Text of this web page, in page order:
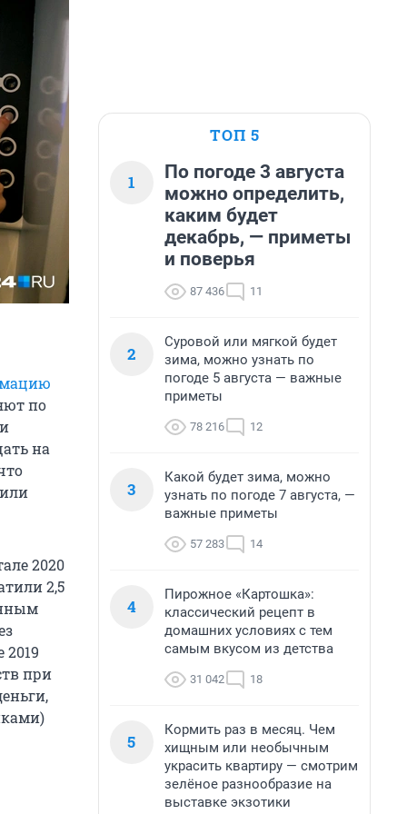
по
на
2020
2,5
2019
при
ТОП 5
1
По погоде 3 августа
можно определить,
каким будет
декабрь, — приметы
и поверья
87 436 11
2
Суровой или мягкой будет
зима, можно узнать по
погоде 5 августа — важные
приметы
78 216 12
3
Какой будет зима, можно
узнать по погоде 7 августа, —
важные приметы
57 283 14
4
Пирожное «Картошка»:
классический рецепт в
домашних условиях с тем
самым вкусом из детства
31 042 18
5
Кормить раз в месяц. Чем
хищным или необычным
украсить квартиру — смотрим
зелёное разнообразие на
выставке экзотики